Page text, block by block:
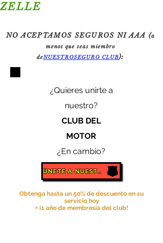
ZELLE
NO ACEPTAMOS SEGUROS NI AAA (a
menos que seas miembro
deNUESTROSEGURO CLUB):
¿Quieres unirte a
nuestro?
CLUB DEL
MOTOR
¿En cambio?
ÚNETE A NUESTRO CLUB:
Obtenga hasta un 50% de descuento en su
servicio hoy
+ ¡1 año de membresía del club!